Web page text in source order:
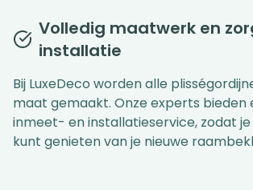
Volledig maatwerk en
installatie
Bij LuxeDeco worden alle
maat gemaakt. Onze experts bieden
inmeet- en installatieservice, zodat
kunt genieten van je nieuwe